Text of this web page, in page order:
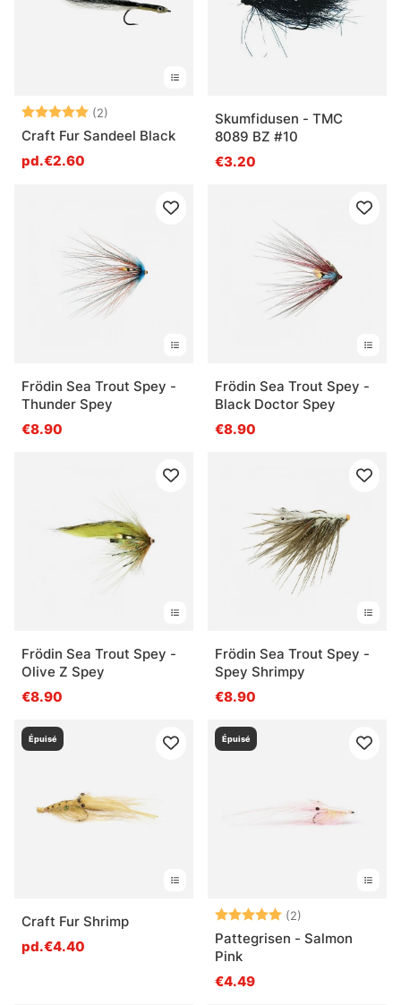
Note: (2)
Craft Fur Sandeel Black
pd.€2.60
Skumfidusen - TMC
8089 BZ #10
€3.20
Frödin Sea Trout Spey -
Thunder Spey
€8.90
Frödin Sea Trout Spey -
Black Doctor Spey
€8.90
Frödin Sea Trout Spey -
Olive Z Spey
€8.90
Frödin Sea Trout Spey -
Spey Shrimpy
€8.90
Épuisé
Craft Fur Shrimp
pd.€4.40
Épuisé
Note: (2)
Pattegrisen - Salmon
Pink
€4.49